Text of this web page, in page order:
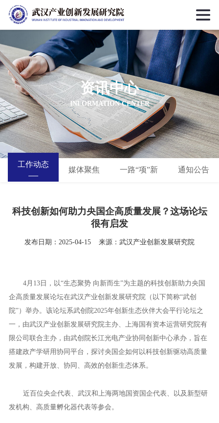
资讯中心
INFORMATION CENTER
工作动态
媒体聚焦 一路“项”新 通知公告
科技创新如何助力央国企高质量发展？这场论坛
很有启发
发布日期：2025-04-15 来源：武汉产业创新发展研究院
4月13日，以“生态聚势 向新而生”为主题的科技创新助力央国
企高质量发展论坛在武汉产业创新发展研究院（以下简称“武创
院”）举办。该论坛系武创院2025年创新生态伙伴大会平行论坛之
一，由武汉产业创新发展研究院主办、上海国有资本运营研究院有
限公司联合主办，由武创院长江光电产业协同创新中心承办，旨在
搭建政产学研用协同平台，探讨央国企如何以科技创新驱动高质量
发展，构建开放、协同、高效的创新生态体系。
近百位央企代表、武汉和上海两地国资国企代表、以及新型研
发机构、高质量孵化器代表等参会。